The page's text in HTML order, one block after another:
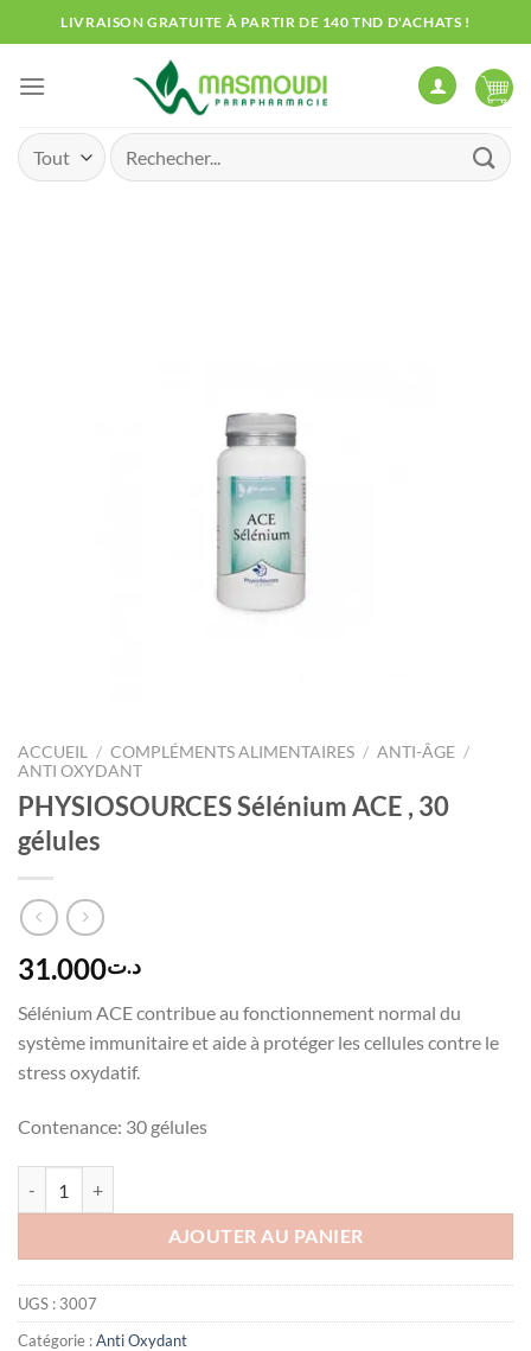
au
contenu
LIVRAISON GRATUITE À PARTIR DE 140 TND D'ACHATS !
Recherche
pour :
ACCUEIL / COMPLÉMENTS ALIMENTAIRES / ANTI-ÂGE /
ANTI OXYDANT
PHYSIOSOURCES Sélénium ACE , 30
gélules
د.ت31.000
Sélénium ACE contribue au fonctionnement normal du
système immunitaire et aide à protéger les cellules contre le
stress oxydatif.
Contenance: 30 gélules
AJOUTER AU PANIER
UGS : 3007
Catégorie :Anti Oxydant